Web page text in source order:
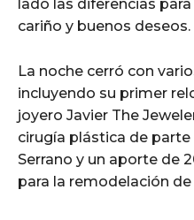
lado las diferencias
cariño y buenos deseos.
La noche cerró con
incluyendo su primer
joyero Javier The
cirugía plástica de parte
Serrano y un aporte de
para la remodelación de